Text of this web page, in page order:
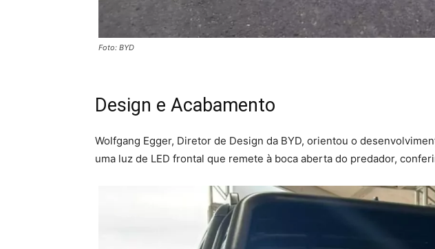
Foto: BYD
Design e Acabamento
Wolfgang Egger, Diretor de Design da BYD, orientou o
uma luz de LED frontal que remete à boca aberta do predador,